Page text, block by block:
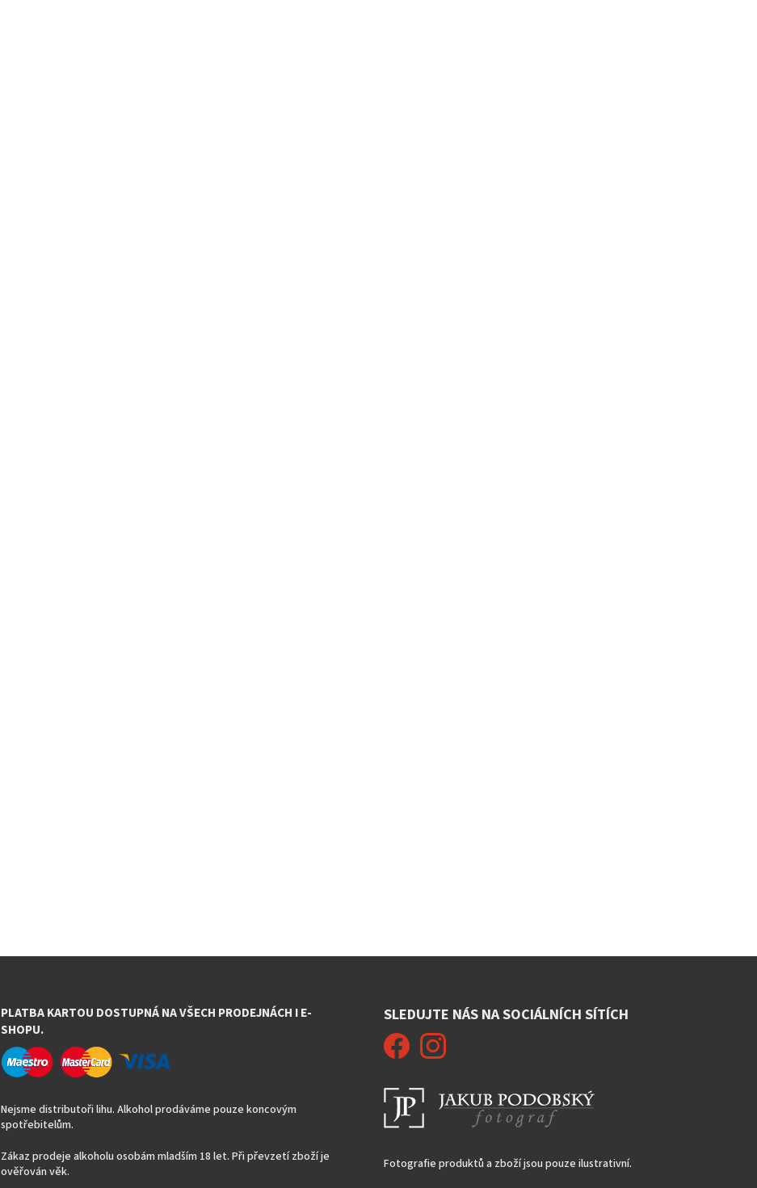
PLATBA KARTOU DOSTUPNÁ NA VŠECH PRODEJNÁCH I E-
SHOPU.
Nejsme distributoři lihu. Alkohol prodáváme pouze koncovým
spotřebitelům.
Zákaz prodeje alkoholu osobám mladším 18 let. Při převzetí zboží je
ověřován věk.
SLEDUJTE NÁS NA SOCIÁLNÍCH SÍTÍCH
Fotografie produktů a zboží jsou pouze ilustrativní.